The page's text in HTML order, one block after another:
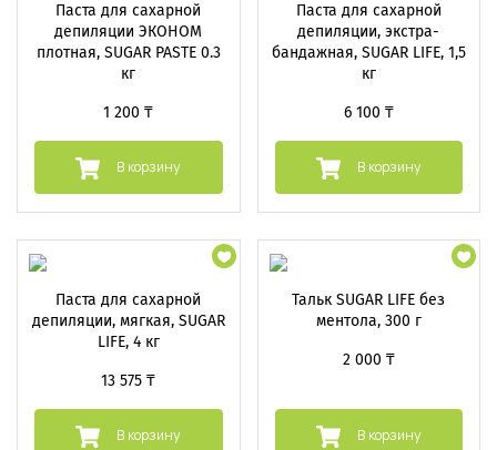
Паста для сахарной
депиляции ЭКОНОМ
плотная, SUGAR PASTE 0.3
кг
1 200 ₸
В корзину
Паста для сахарной
депиляции, экстра-
бандажная, SUGAR LIFE, 1,5
кг
6 100 ₸
В корзину
Паста для сахарной
депиляции, мягкая, SUGAR
LIFE, 4 кг
13 575 ₸
В корзину
Тальк SUGAR LIFE без
ментола, 300 г
2 000 ₸
В корзину